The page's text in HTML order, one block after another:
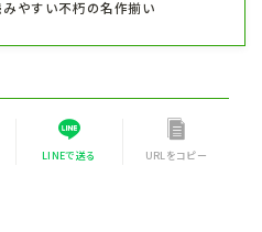
やすい不朽の名作揃い
LINEで送る URLをコピー